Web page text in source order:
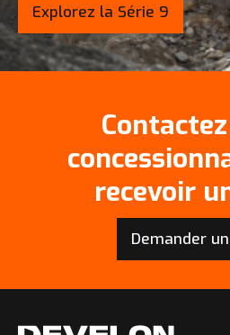
Explorez la Série 9
recevoir
Demander